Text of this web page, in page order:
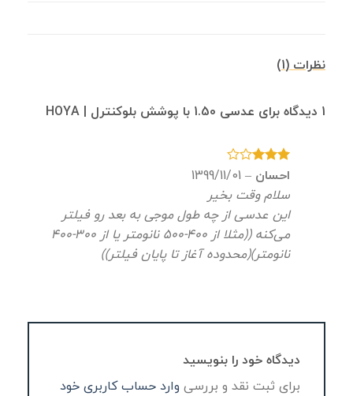
نظرات (1)
1 دیدگاه برای عدسی 1.50 با پوشش بلوکنترل | HOYA
نمره
از 5
احسان –
1399/11/01
سلام وقت بخیر
این عدسی از چه طول موجی به بعد رو فیلتر
می‌کنه ((مثلا از ۴۰۰-۵۰۰ نانومتر یا از ۳۰۰-۴۰۰
نانومتر)(محدوده آغاز تا پایان فیلتر))
دیدگاه خود را بنویسید
برای ثبت نقد و بررسی وارد حساب کاربری خود